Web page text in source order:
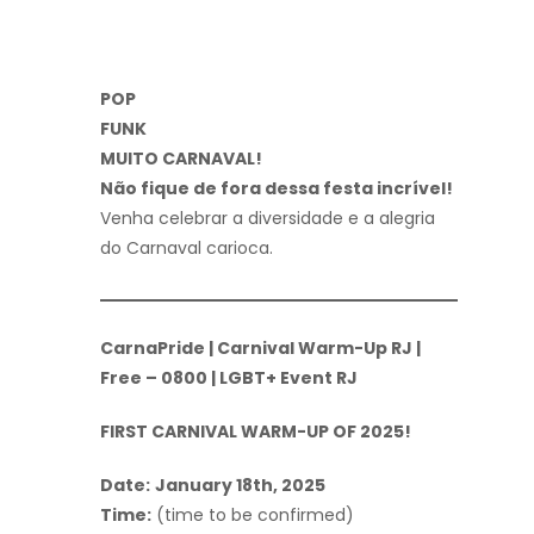
POP
FUNK
MUITO CARNAVAL!
Não fique de fora dessa festa incrível!
Venha celebrar a diversidade e a alegria
do Carnaval carioca.
CarnaPride | Carnival Warm-Up RJ |
Free – 0800 | LGBT+ Event RJ
FIRST CARNIVAL WARM-UP OF 2025!
Date: January 18th, 2025
Time: (time to be confirmed)